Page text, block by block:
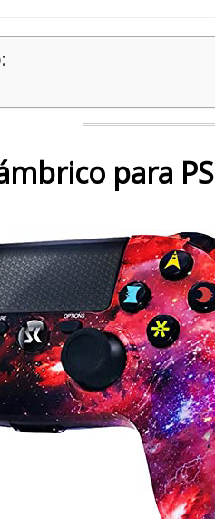
para